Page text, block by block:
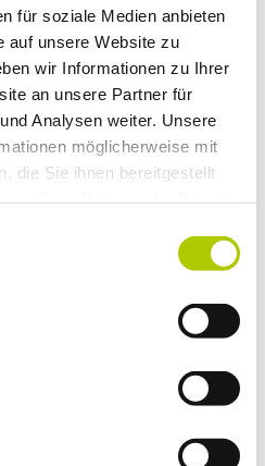
für soziale Medien anbieten
auf unsere Website zu
wir Informationen zu Ihrer
an unsere Partner für
Analysen weiter. Unsere
möglicherweise mit
die Sie ihnen bereitgestellt